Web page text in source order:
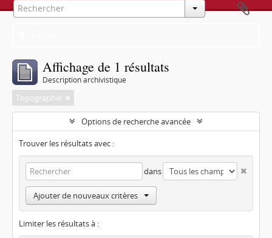
Affichage de 1 résultats
Description archivistique
Topographie
Options de recherche avancée
Trouver les résultats avec :
dans
Ajouter de nouveaux critères
Limiter les résultats à :